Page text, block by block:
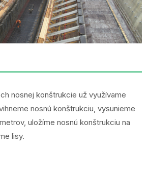
nosnej konštrukcie už využívame
nosnú konštrukciu, vysunieme
uložíme nosnú konštrukciu na
lisy.